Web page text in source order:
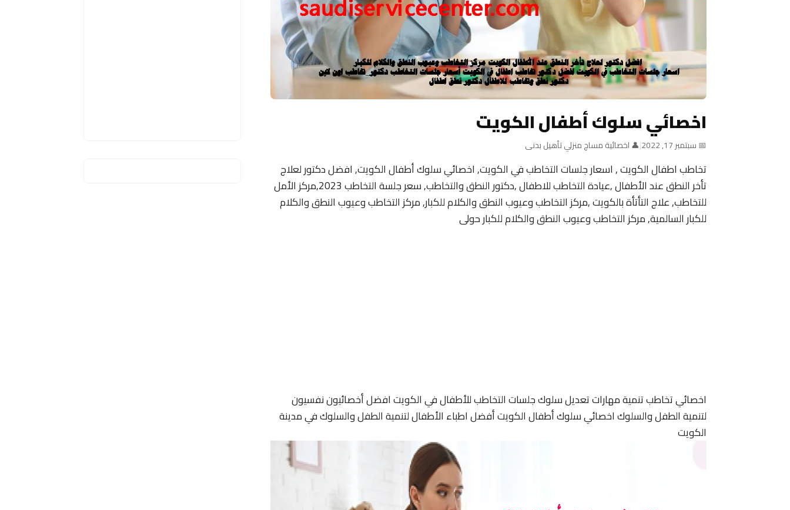
اخصائي سلوك أطفال الكويت
📅 سبتمبر 17, 2022 |👤 اخصائية مساج منزلي تأهيل بدنى
تخاطب اطفال الكويت , اسعار جلسات التخاطب في الكويت, اخصائي سلوك أطفال الكويت, افضل دكتور لعلاج
تأخر النطق عند الأطفال ,عيادة التخاطب للاطفال ,دكتور النطق والتخاطب, سعر جلسة التخاطب 2023,مركز الأمل
للتخاطب, علاج التأتأة بالكويت ,مركز التخاطب وعيوب النطق والكلام للكبار, مركز التخاطب وعيوب النطق والكلام
للكبار السالمية, مركز التخاطب وعيوب النطق والكلام للكبار حولى
اخصائي تخاطب تنمية مهارات تعديل سلوك جلسات التخاطب للأطفال في الكويت افضل أخصائيون نفسيون
لتنمية الطفل والسلوك اخصائي سلوك أطفال الكويت أفضل اطباء الأطفال لتنمية الطفل والسلوك في مدينة
الكويت